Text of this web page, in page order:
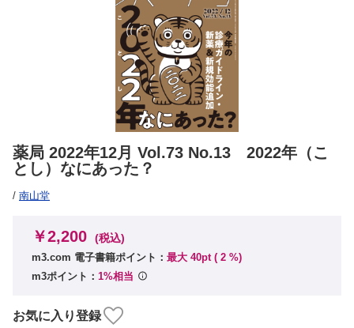
薬局 2022年12月 Vol.73 No.13 2022年（こ
とし）なにあった？
/ 南山堂
￥2,200 (税込)
m3.com 電子書籍ポイント： 最大 40pt ( 2 %)
m3ポイント： 1%相当
お気に入り登録